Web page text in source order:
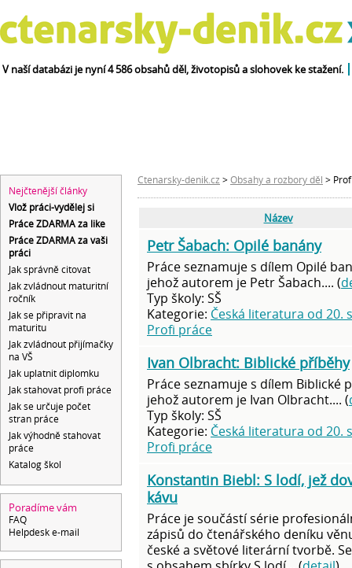
V naší databázi je nyní 4 586 obsahů děl, životopisů a slohovek ke stažení.
Nejčtenější články
Vlož práci-vydělej si
Práce ZDARMA za like
Práce ZDARMA za vaši
práci
Jak správně citovat
Jak zvládnout maturitní
ročník
Jak se připravit na
maturitu
Jak zvládnout přijímačky
na VŠ
Jak uplatnit diplomku
Jak stahovat profi práce
Jak se určuje počet
stran práce
Jak výhodně stahovat
práce
Katalog škol
Poradíme vám
FAQ
Helpdesk e-mail
Ctenarsky-denik.cz > Obsahy a rozbory děl >
Název
Petr Šabach: Opilé banány
Práce seznamuje s dílem Opilé
jehož autorem je Petr Šabach.... (
Typ školy: SŠ
Kategorie: Česká literatura od 20.
Profi práce
Ivan Olbracht: Biblické příběhy
Práce seznamuje s dílem Biblické
jehož autorem je Ivan Olbracht.... (
Typ školy: SŠ
Kategorie: Česká literatura od 20.
Profi práce
Konstantin Biebl: S lodí, jež
kávu
Práce je součástí série
zápisů do čtenářského deníku
české a světové literární tvorbě.